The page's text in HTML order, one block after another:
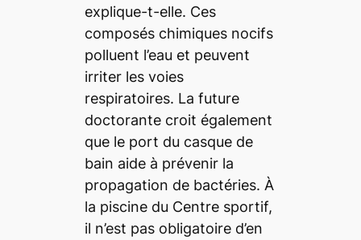
explique-t-elle. Ces
composés chimiques nocifs
polluent l’eau et peuvent
irriter les voies
respiratoires. La future
doctorante croit également
que le port du casque de
bain aide à prévenir la
propagation de bactéries. À
la piscine du Centre sportif,
il n’est pas obligatoire d’en